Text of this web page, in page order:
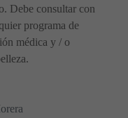
Debe consultar con
programa de
médica y / o